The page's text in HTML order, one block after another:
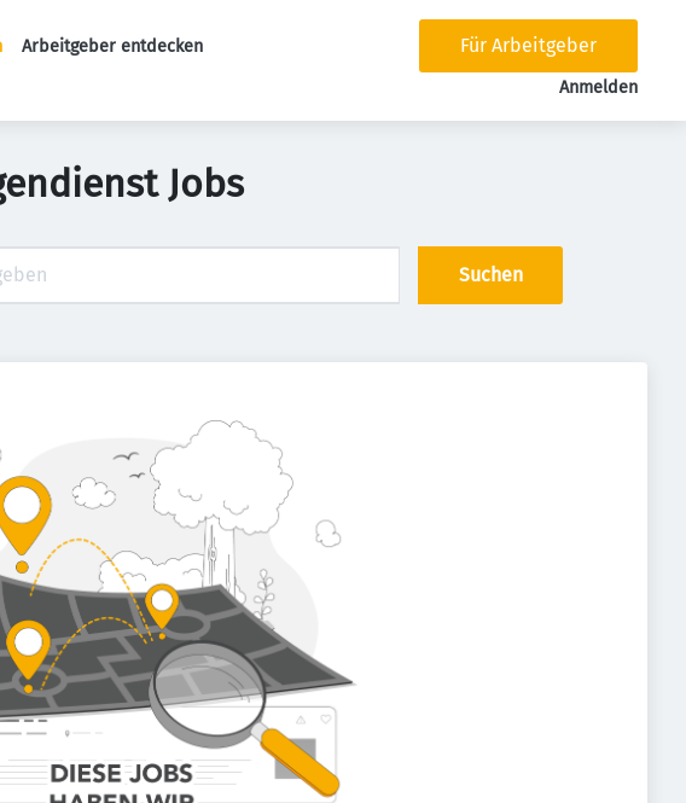
Arbeitgeber entdecken
Für Arbeitgeber
Anmelden
Jobs
Suchen